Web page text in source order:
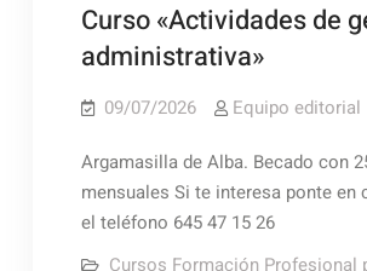
Curso «Actividades de
administrativa»
09/07/2026 Equipo editorial
Argamasilla de Alba. Becado con
mensuales Si te interesa ponte en
el teléfono 645 47 15 26
Cursos Formación Profesional